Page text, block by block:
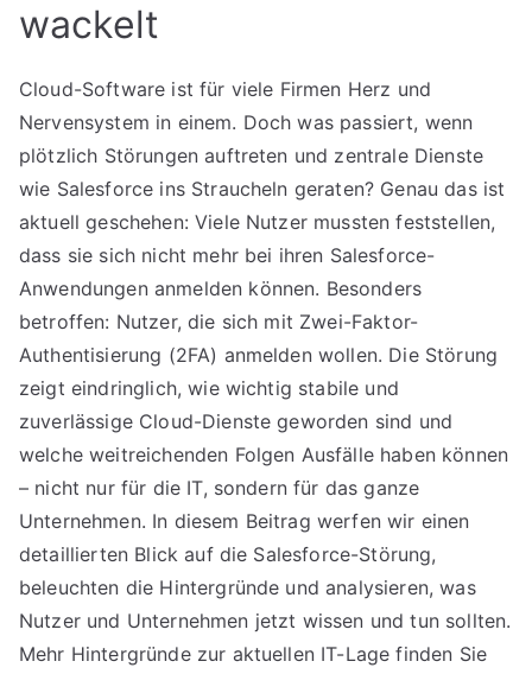
wackelt
Cloud-Software ist für viele Firmen Herz und
Nervensystem in einem. Doch was passiert, wenn
plötzlich Störungen auftreten und zentrale Dienste
wie Salesforce ins Straucheln geraten? Genau das ist
aktuell geschehen: Viele Nutzer mussten feststellen,
dass sie sich nicht mehr bei ihren Salesforce-
Anwendungen anmelden können. Besonders
betroffen: Nutzer, die sich mit Zwei-Faktor-
Authentisierung (2FA) anmelden wollen. Die Störung
zeigt eindringlich, wie wichtig stabile und
zuverlässige Cloud-Dienste geworden sind und
welche weitreichenden Folgen Ausfälle haben können
– nicht nur für die IT, sondern für das ganze
Unternehmen. In diesem Beitrag werfen wir einen
detaillierten Blick auf die Salesforce-Störung,
beleuchten die Hintergründe und analysieren, was
Nutzer und Unternehmen jetzt wissen und tun sollten.
Mehr Hintergründe zur aktuellen IT-Lage finden Sie